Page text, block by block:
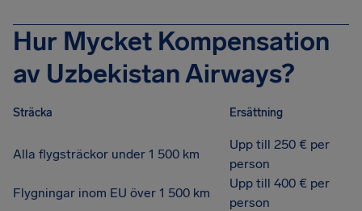
Hur Mycket Kompensation
av Uzbekistan Airways?
Sträcka Ersättning
Alla flygsträckor under 1 500 km
Upp till 250 € per
person
Flygningar inom EU över 1 500 km
Upp till 400 € per
person